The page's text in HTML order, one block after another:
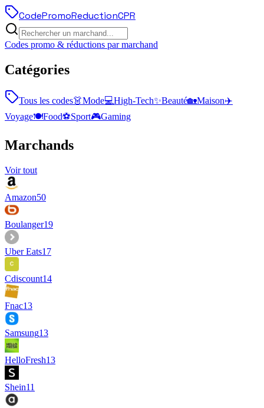
CodePromoReductionCPR
Codes promo & réductions par marchand
Catégories
Tous les codes👗Mode💻High-Tech✨Beauté🏡Maison✈️
Voyage🍽️Food⚽Sport🎮Gaming
Marchands
Voir tout
Amazon50
Boulanger19
Uber Eats17
Cdiscount14
Fnac13
Samsung13
HelloFresh13
Shein11